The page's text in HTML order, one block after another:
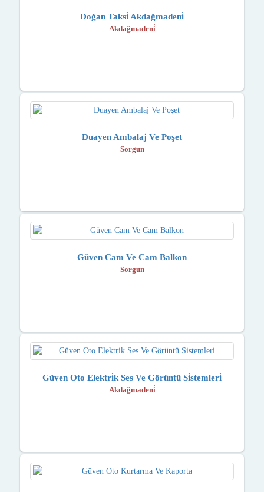
Doğan Taksi̇ Akdağmadeni̇
Akdağmadeni̇
Duayen Ambalaj Ve Poşet
Sorgun
Güven Cam Ve Cam Balkon
Sorgun
Güven Oto Elektri̇k Ses Ve Görüntü Si̇stemleri̇
Akdağmadeni̇